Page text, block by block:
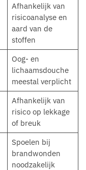
Afhankelijk van
risicoanalyse en
aard van de
stoffen
Oog- en
lichaamsdouche
meestal verplicht
Afhankelijk van
risico op lekkage
of breuk
Spoelen bij
brandwonden
noodzakelijk